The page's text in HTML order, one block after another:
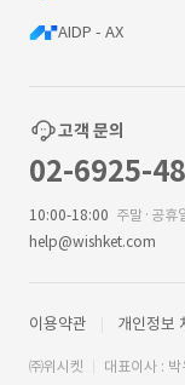
AIDP - AX
고객 문의
02-6925-
10:00-18:00 주말·공휴
help@wishket.com
이용약관 개인정보
㈜위시켓
대표이사 : 박